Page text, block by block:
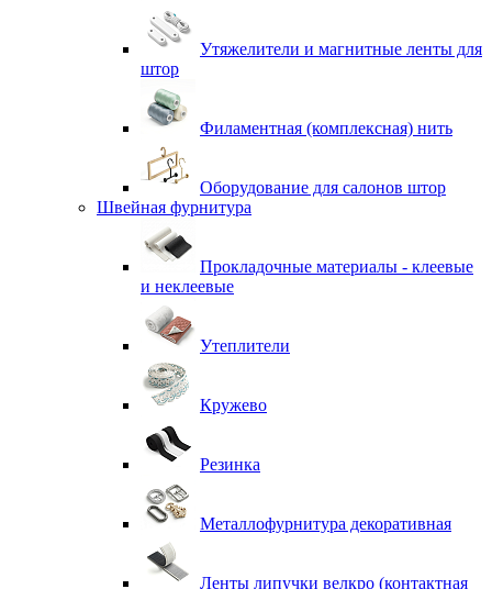
Утяжелители и магнитные ленты для
штор
Филаментная (комплексная) нить
Оборудование для салонов штор
Швейная фурнитура
Прокладочные материалы - клеевые
и неклеевые
Утеплители
Кружево
Резинка
Металлофурнитура декоративная
Ленты липучки велкро (контактная